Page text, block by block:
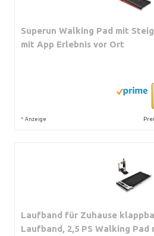
Superun Walking Pad mit
mit App Erlebnis vor Ort
* Anzeige
Laufband für Zuhause
Laufband, 2,5 PS Walking Pad